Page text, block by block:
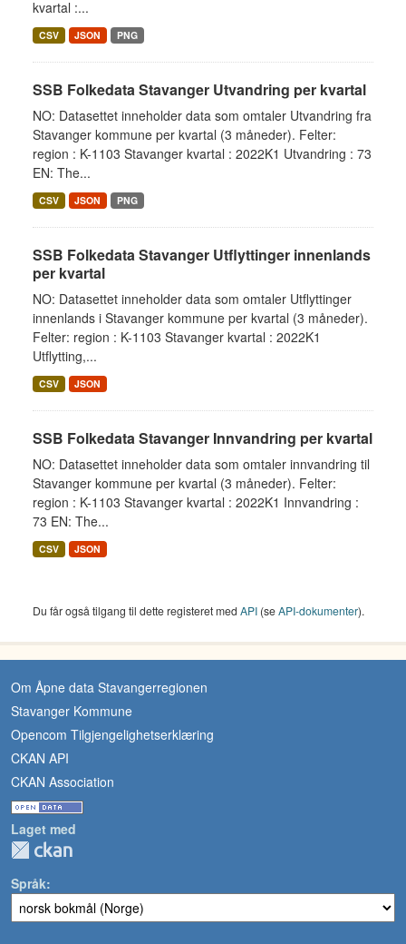
kvartal :...
CSV JSON PNG
SSB Folkedata Stavanger Utvandring per kvartal
NO: Datasettet inneholder data som omtaler Utvandring fra
Stavanger kommune per kvartal (3 måneder). Felter:
region : K-1103 Stavanger kvartal : 2022K1 Utvandring : 73
EN: The...
CSV JSON PNG
SSB Folkedata Stavanger Utflyttinger innenlands
per kvartal
NO: Datasettet inneholder data som omtaler Utflyttinger
innenlands i Stavanger kommune per kvartal (3 måneder).
Felter: region : K-1103 Stavanger kvartal : 2022K1
Utflytting,...
CSV JSON
SSB Folkedata Stavanger Innvandring per kvartal
NO: Datasettet inneholder data som omtaler innvandring til
Stavanger kommune per kvartal (3 måneder). Felter:
region : K-1103 Stavanger kvartal : 2022K1 Innvandring :
73 EN: The...
CSV JSON
Du får også tilgang til dette registeret med API (seAPI-dokumenter).
Om Åpne data Stavangerregionen
Stavanger Kommune
Opencom Tilgjengelighetserklæring
CKAN API
CKAN Association
Laget med
Språk